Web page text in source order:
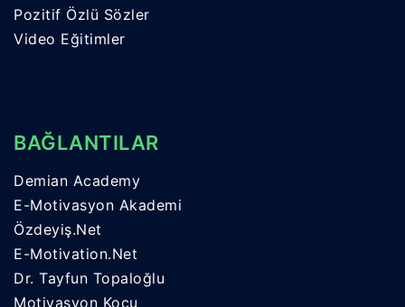
Pozitif Özlü Sözler
Video Eğitimler
BAĞLANTILAR
Demian Academy
E-Motivasyon Akademi
Özdeyiş.Net
E-Motivation.Net
Dr. Tayfun Topaloğlu
Motivasyon Koçu